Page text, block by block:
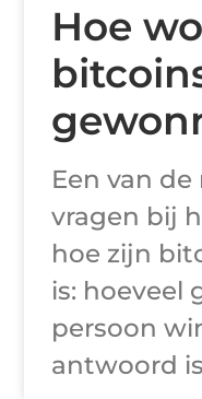
Hoe
Een van
vragen bij
hoe zijn
is: hoeveel
persoon
antwoord